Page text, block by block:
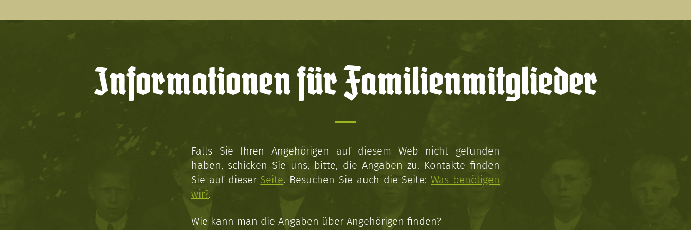
Informationen für Familienmitglieder
Falls Sie Ihren Angehörigen auf diesem Web nicht gefunden
haben, schicken Sie uns, bitte, die Angaben zu. Kontakte finden
Sie auf dieser Seite. Besuchen Sie auch die Seite:Was benötigen
wir?.
Wie kann man die Angaben über Angehörigen finden?